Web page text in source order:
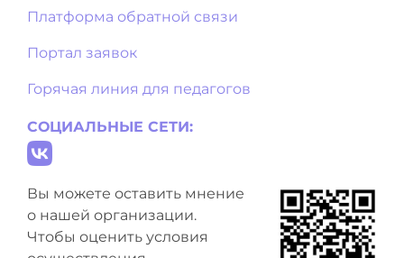
Платформа обратной связи
Портал заявок
Горячая линия для педагогов
СОЦИАЛЬНЫЕ СЕТИ:
Вы можете оставить мнение
о нашей организации.
Чтобы оценить условия